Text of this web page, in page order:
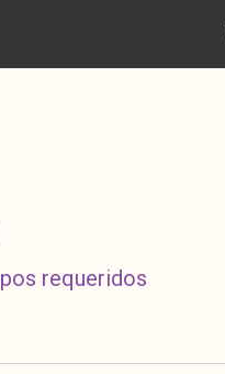
requeridos